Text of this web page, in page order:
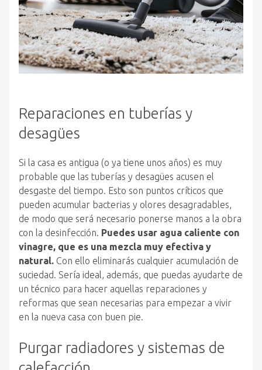
Reparaciones en tuberías y
desagües
Si la casa es antigua (o ya tiene unos años) es muy
probable que las tuberías y desagües acusen el
desgaste del tiempo. Esto son puntos críticos que
pueden acumular bacterias y olores desagradables,
de modo que será necesario ponerse manos a la obra
con la desinfección. Puedes usar agua caliente con
vinagre, que es una mezcla muy efectiva y
natural. Con ello eliminarás cualquier acumulación de
suciedad. Sería ideal, además, que puedas ayudarte de
un técnico para hacer aquellas reparaciones y
reformas que sean necesarias para empezar a vivir
en la nueva casa con buen pie.
Purgar radiadores y sistemas de